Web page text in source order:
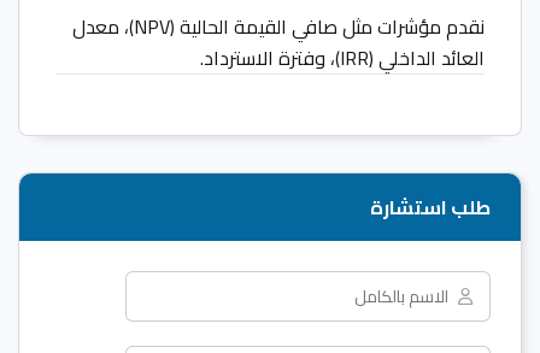
نقدم مؤشرات مثل صافي القيمة الحالية (NPV)، معدل
العائد الداخلي (IRR)، وفترة الاسترداد.
طلب استشارة